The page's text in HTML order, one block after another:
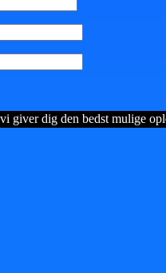
giver dig den bedst mulige